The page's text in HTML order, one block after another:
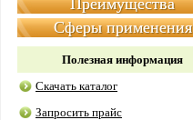
Преимущества
Сферы применения
Полезная информация
Скачать каталог
Запросить прайс